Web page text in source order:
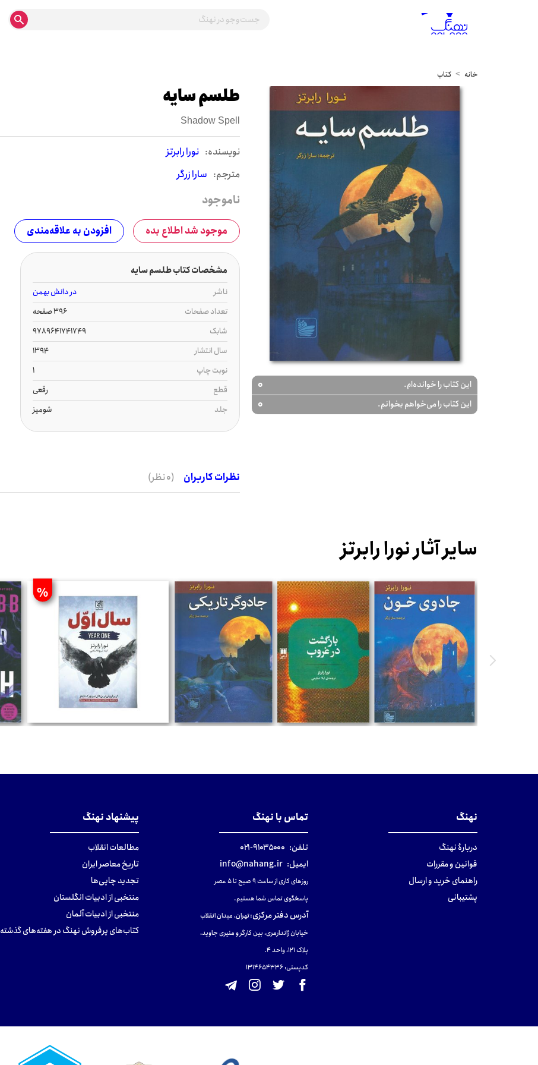
خانه کتاب
این کتاب را خوانده‌ام. 0
این کتاب را می‌خواهم بخوانم. 0
طلسم سایه
Shadow Spell
نويسنده: نورا رابرتز
مترجم: سارا زرگر
ناموجود
موجود شد اطلاع بده افزودن به علاقه‌مندی
مشخصات کتاب طلسم سایه
ناشر
در دانش بهمن
تعداد صفحات
396 صفحه
شابک
9789641741749
سال انتشار
1394
نوبت چاپ
1
قطع
رقعی
جلد
شومیز
نظرات کاربران (0 نظر)
سایر آثار نورا رابرتز
%
نهنگ
دربارهٔ نهنگ
قوانین و مقررات
راهنمای خرید و ارسال
پشتیبانی
تماس با نهنگ
تلفن: ۹۱۰۳۵۰۰۰-۰۲۱
ایمیل: info@nahang.ir
روزهای کاری از ساعت ۹ صبح تا ۵ عصر
پاسخگوی تماس شما هستیم.
آدرس دفتر مرکزی:تهران، میدان انقلاب
خیابان ژاندارمری، بین کارگر و منیری جاوید،
پلاک 121، واحد ۴.
کدپستی: 131465433۶
پیشنهاد نهنگ
مطالعات انقلاب
تاریخ معاصر ایران
تجدید چاپی‌ها
منتخبی از ادبیات انگلستان
منتخبی از ادبیات آلمان
کتاب‌های پرفروش نهنگ در هفته‌های گذشته